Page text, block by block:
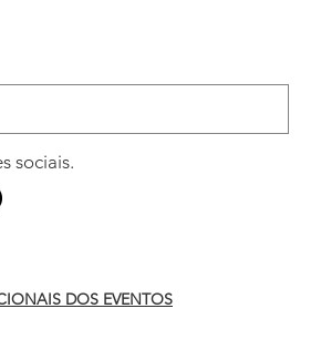
sociais.
DOS EVENTOS